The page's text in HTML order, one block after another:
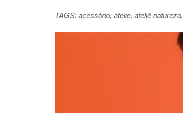
TAGS: acessório, atelie, ateliê natureza,